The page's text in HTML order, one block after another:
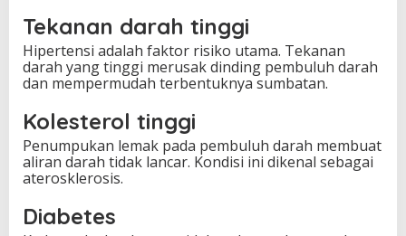
Tekanan darah tinggi
Hipertensi adalah faktor risiko utama. Tekanan
darah yang tinggi merusak dinding pembuluh darah
dan mempermudah terbentuknya sumbatan.
Kolesterol tinggi
Penumpukan lemak pada pembuluh darah membuat
aliran darah tidak lancar. Kondisi ini dikenal sebagai
aterosklerosis.
Diabetes